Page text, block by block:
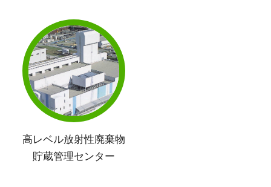
高レベル放射性廃棄物
貯蔵管理センター